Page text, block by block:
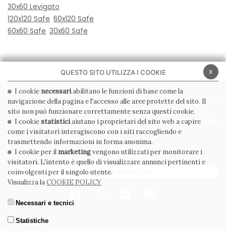
30x60 Levigato
120x120 Safe 60x120 Safe
60x60 Safe 30x60 Safe
PRIVACY POLICY COOKIE POLICY
CONDIZIONI GENERALI WHISTLEBLOWING
CODICE ETICO
ISCRIVITI ALLA NEWSLETTER
x
QUESTO SITO UTILIZZA I COOKIE
I cookie necessariabilitano le funzioni di base come la
navigazione della pagina e l'accesso alle aree protette del sito. Il
sito non può funzionare correttamente senza questi cookie.
I cookiestatisticiaiutano i proprietari del sito web a capire
come i visitatori interagiscono con i siti raccogliendo e
trasmettendo informazioni in forma anonima.
I cookie per il marketingvengono utilizzati per monitorare i
visitatori. L'intento è quello di visualizzare annunci pertinenti e
coinvolgenti per il singolo utente.
Visualizza laCOOKIE POLICY
Necessari e tecnici
Statistiche